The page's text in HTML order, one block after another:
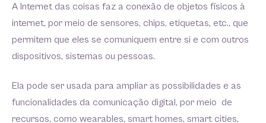
A Internet das coisas faz a conexão de objetos físicos à
internet, por meio de sensores, chips, etiquetas, etc., que
permitem que eles se comuniquem entre si e com outros
dispositivos, sistemas ou pessoas.
Ela pode ser usada para ampliar as possibilidades e as
funcionalidades da comunicação digital, por meio de
recursos, como wearables, smart homes, smart cities,